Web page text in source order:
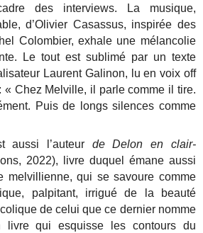
des interviews. La
musique,
d’Olivier Casassus, inspirée des
Colombier, exhale une mélancolie
Le tout est sublimé par un texte
Laurent Galinon, lu en voix off
« Chez Melville, il parle comme il tire.
Puis de longs silences comme
aussi l’auteur de Delon en clair-
2022), livre duquel émane aussi
melvillienne, qui se savoure comme
palpitant, irrigué de la beauté
de celui que ce dernier nomme
livre qui esquisse les contours du